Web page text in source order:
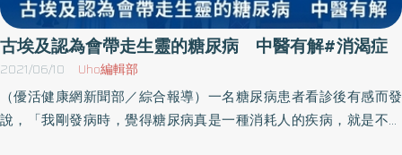
眼睛病變、腎功能降低等不可逆的情況，因此，最好能在初期的時
候及早發現治療。 上中下消先辨明 對症下藥更精準 黃帝內經的
《素問.奇病論》中提到的「消渴」，和現今糖尿病十分類似，而消
渴症所涵蓋的範圍更加廣泛，雖不能完全劃上等號，但可以做為臨
床治療的方向參考。康涵菁醫師說明，消渴症的病因病機多由於先
天稟賦不足，素體陰虛，再加上飲食失節、情志不調或勞慾過度所
古埃及認為會帶走生靈的糖尿病 中醫有解#消渴症
2021/06/10 Uho編輯部
（優活健康網新聞部／綜合報導）一名糖尿病患者看診後有感而發
說，「我剛發病時，覺得糖尿病真是一種消耗人的疾病，就是不停